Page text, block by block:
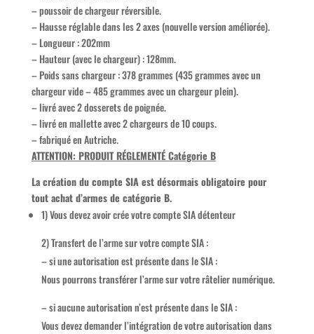
– poussoir de chargeur réversible.
– Hausse réglable dans les 2 axes (nouvelle version améliorée).
– Longueur : 202mm
– Hauteur (avec le chargeur) : 128mm.
– Poids sans chargeur : 378 grammes (435 grammes avec un
chargeur vide – 485 grammes avec un chargeur plein).
– livré avec 2 dosserets de poignée.
– livré en mallette avec 2 chargeurs de 10 coups.
– fabriqué en Autriche.
ATTENTION: PRODUIT RÉGLEMENTÉ Catégorie B
La création du compte SIA est désormais obligatoire pour
tout achat d’armes de catégorie B.
1) Vous devez avoir crée votre compte SIA détenteur
2) Transfert de l’arme sur votre compte SIA :
– si une autorisation est présente dans le SIA :
Nous pourrons transférer l’arme sur votre râtelier numérique.
– si aucune autorisation n’est présente dans le SIA :
Vous devez demander l’intégration de votre autorisation dans